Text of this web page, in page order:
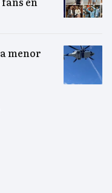
menor